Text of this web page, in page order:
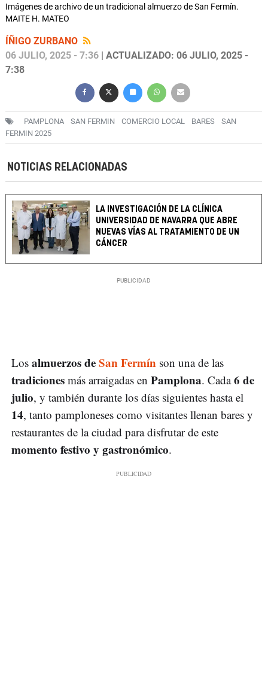
Imágenes de archivo de un tradicional almuerzo de San Fermín.
MAITE H. MATEO
ÍÑIGO ZURBANO
06 JULIO, 2025 - 7:36 | ACTUALIZADO: 06 JULIO, 2025 -
7:38
PAMPLONA SAN FERMIN COMERCIO LOCAL BARES
SAN
FERMIN 2025
NOTICIAS RELACIONADAS
LA INVESTIGACIÓN DE LA CLÍNICA
UNIVERSIDAD DE NAVARRA QUE ABRE
NUEVAS VÍAS AL TRATAMIENTO DE UN
CÁNCER
Los almuerzos deSan Fermín son una de las
tradiciones más arraigadas en Pamplona. Cada6 de
julio, y también durante los días siguientes hasta el
14, tanto pamploneses como visitantes llenan bares y
restaurantes de la ciudad para disfrutar de este
momento festivo y gastronómico.